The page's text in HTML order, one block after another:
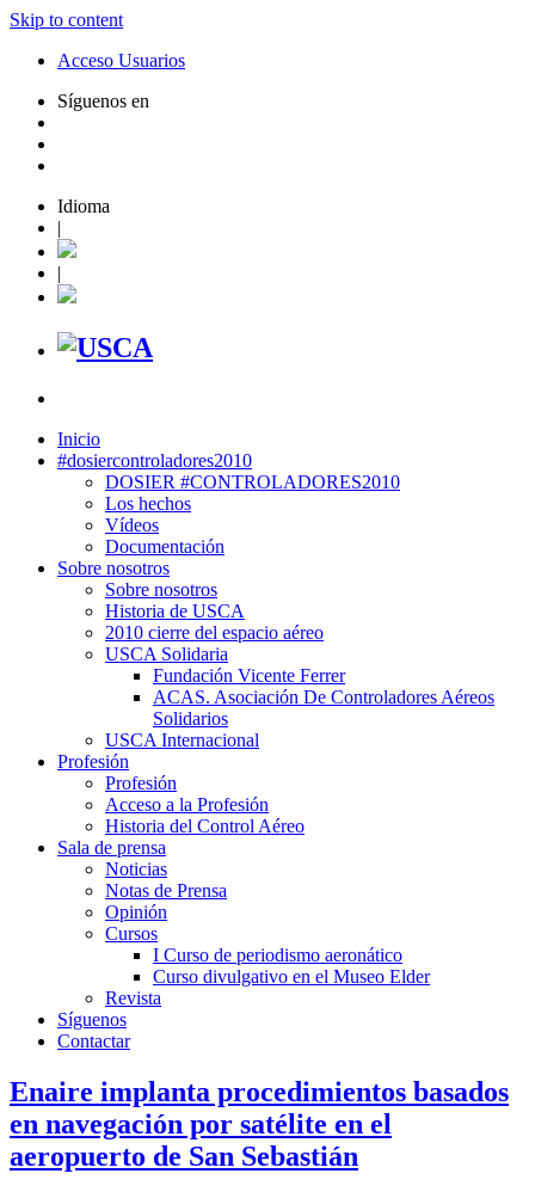
Skip to content
Acceso Usuarios
Síguenos en
Idioma
|
|
Inicio
#dosiercontroladores2010
DOSIER #CONTROLADORES2010
Los hechos
Vídeos
Documentación
Sobre nosotros
Sobre nosotros
Historia de USCA
2010 cierre del espacio aéreo
USCA Solidaria
Fundación Vicente Ferrer
ACAS. Asociación De Controladores Aéreos
Solidarios
USCA Internacional
Profesión
Profesión
Acceso a la Profesión
Historia del Control Aéreo
Sala de prensa
Noticias
Notas de Prensa
Opinión
Cursos
I Curso de periodismo aeronático
Curso divulgativo en el Museo Elder
Revista
Síguenos
Contactar
Enaire implanta procedimientos basados
en navegación por satélite en el
aeropuerto de San Sebastián